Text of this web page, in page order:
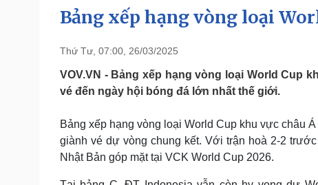
Tổ chức nhân sự
Quốc hội
Dự báo thời tiết
Giáo dục
Biển đảo
Pháp luật
Tin nóng
Tư vấn luật
Quân sự - Quốc phòng
Việt Nam
Phân tích
Bảng xếp hạng vòng loại
Thứ Tư, 07:00, 26/03/2025
VOV.VN - Bảng xếp hạng vòng loại World Cup
vé đến ngày hội bóng đá lớn nhất thế giới.
Bảng xếp hạng vòng loại World Cup khu vực châu
giành vé dự vòng chung kết. Với trận hoà 2-2
Nhật Bản góp mặt tại VCK World Cup 2026.